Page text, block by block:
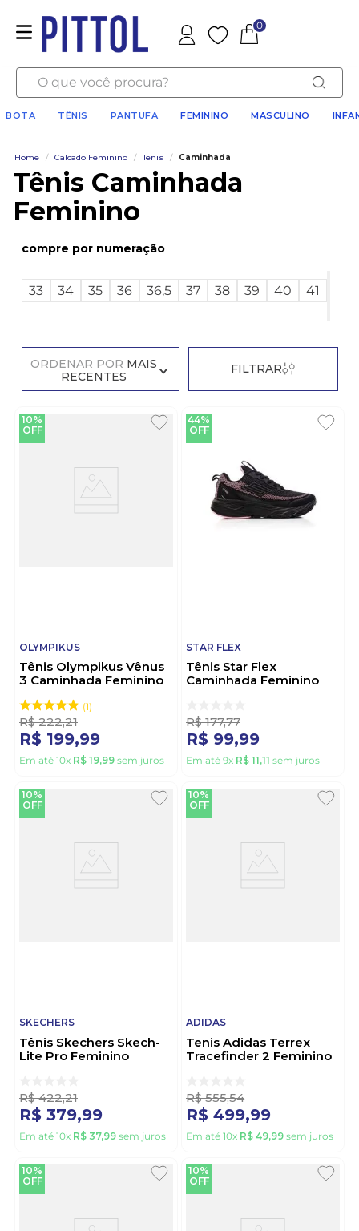
Favoritos
0
O que você procura?
BOTA TÊNIS PANTUFA FEMININO MASCULINO
Home / Calcado Feminino / Tenis / Caminhada
Tênis Caminhada
Feminino
numeração
33 34 35 36 36,5 37 38 39 40 41
ORDENAR POR MAIS
RECENTES
FILTRAR
10%
OFF
OLYMPIKUS
Tênis Olympikus Vênus
3 Caminhada Feminino
1
R$ 222,21
R$ 199,99
Em até 10x R$ 19,99 sem juros
44%
OFF
STAR FLEX
Tênis Star Flex
Caminhada Feminino
R$ 177,77
R$ 99,99
Em até 9x R$ 11,11 sem juros
10%
OFF
SKECHERS
Tênis Skechers Skech-
Lite Pro Feminino
R$ 422,21
R$ 379,99
Em até 10x R$ 37,99 sem juros
10%
OFF
ADIDAS
Tenis Adidas Terrex
Tracefinder 2 Feminino
R$ 555,54
R$ 499,99
Em até 10x R$ 49,99 sem juros
10%
OFF
10%
OFF